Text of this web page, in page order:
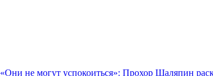
«Они не могут успокоиться»: Прохор Шаляпин